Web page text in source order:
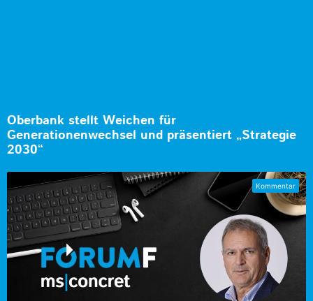
Oberbank stellt Weichen für
Generationenwechsel und präsentiert „Strategie
2030“